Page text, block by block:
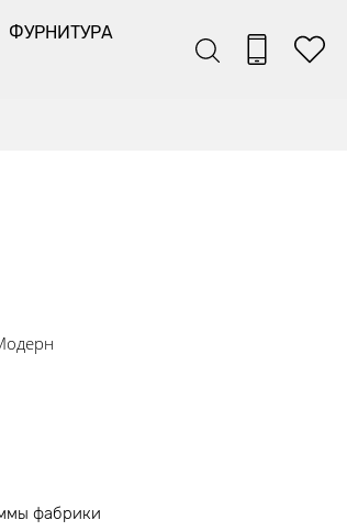
ФУРНИТУРА
фабрики